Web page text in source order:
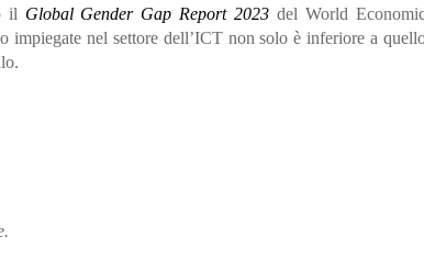
il Global Gender Gap Report 2023 del World
nel settore dell’ICT non solo è inferiore a